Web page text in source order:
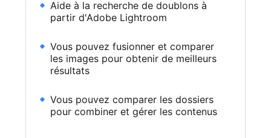
Aide à la recherche de doublons à
partir d'Adobe Lightroom
Vous pouvez fusionner et comparer
les images pour obtenir de meilleurs
résultats
Vous pouvez comparer les dossiers
pour combiner et gérer les contenus